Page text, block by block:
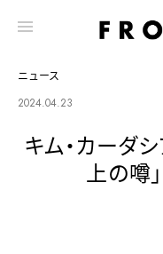
ニュース
2024.04.23
キム・カーダシ
上の噂